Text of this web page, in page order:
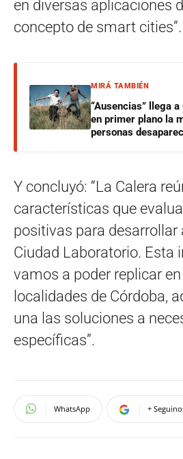
en diversas aplicaciones
concepto de smart cities”.
MIRÁ TAMBIÉN
“Ausencias” llega
en primer plano la
personas
Y concluyó: “La Calera
características que
positivas para desarrollar
Ciudad Laboratorio. Esta
vamos a poder replicar
localidades de Córdoba,
una las soluciones a
específicas”.
WhatsApp +